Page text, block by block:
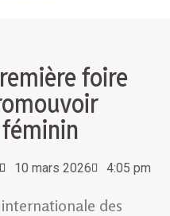
foire
10 mars 2026 4:05 pm
des